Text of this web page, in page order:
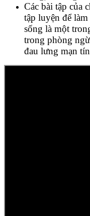
Các bài tập của
tập luyện để
sống là một
trong phòng
đau lưng mạn